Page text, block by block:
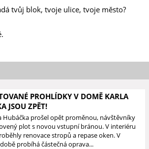
tvůj blok, tvoje ulice, tvoje město?
PROHLÍDKY V DOMĚ KARLA
JSOU ZPĚT!
Hubáčka prošel opět proměnou, návštěvníky
plot s novou vstupní bránou. V interiéru
renovace stropů a repase oken. V
probíhá částečná oprava...